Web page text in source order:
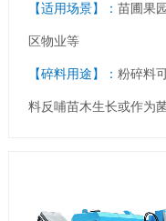
【适用场景】： 苗圃果
区物业等
【碎料用途】： 粉碎料
料反哺苗木生长或作为